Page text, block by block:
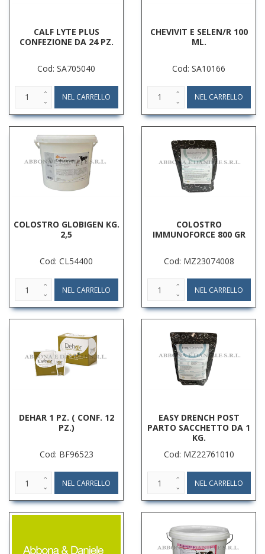
CALF LYTE PLUS
CONFEZIONE DA 24 PZ.
Cod: SA705040
CHEVIVIT E SELEN/R 100
ML.
Cod: SA10166
COLOSTRO GLOBIGEN KG.
2,5
Cod: CL54400
COLOSTRO
IMMUNOFORCE 800 GR
Cod: MZ23074008
DEHAR 1 PZ. ( CONF. 12
PZ.)
Cod: BF96523
EASY DRENCH POST
PARTO SACCHETTO DA 1
KG.
Cod: MZ22761010